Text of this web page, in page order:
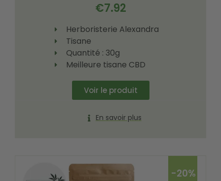
€7.92
Herboristerie Alexandra
Tisane
Quantité : 30g
Meilleure tisane CBD
Voir le produit
En savoir plus
-20%